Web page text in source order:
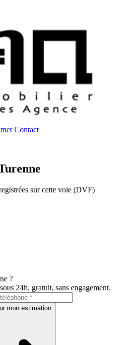
Contact
sur cette voie (DVF)
?
24h, gratuit, sans engagement.
mon estimation